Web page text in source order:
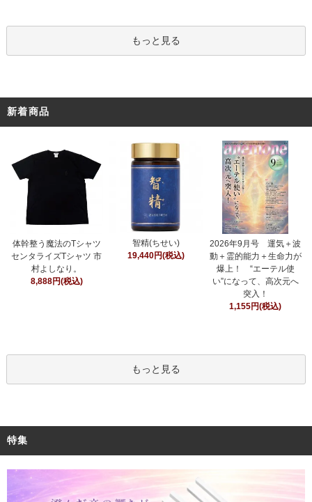
もっと見る
新着商品
体幹整う魔法のTシャツ
センタライズTシャツ 市
村よしなり。
8,888円(税込)
智精(ちせい)
19,440円(税込)
2026年9月号 運気＋波
動＋霊的能力＋生命力が
爆上！ “エーテル使
い”になって、高次元へ
突入！
1,155円(税込)
もっと見る
特集